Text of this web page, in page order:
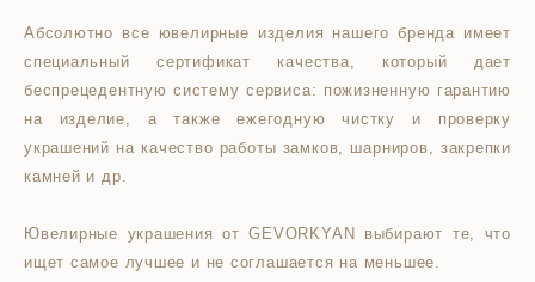
Абсолютно все ювелирные изделия нашего бренда имеет
специальный сертификат качества, который дает
беспрецедентную систему сервиса: пожизненную гарантию
на изделие, а также ежегодную чистку и проверку
украшений на качество работы замков, шарниров, закрепки
камней и др.
Ювелирные украшения от GEVORKYAN выбирают те, что
ищет самое лучшее и не соглашается на меньшее.